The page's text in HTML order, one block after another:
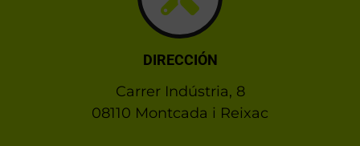
DIRECCIÓN
Carrer Indústria, 8
08110 Montcada i Reixac